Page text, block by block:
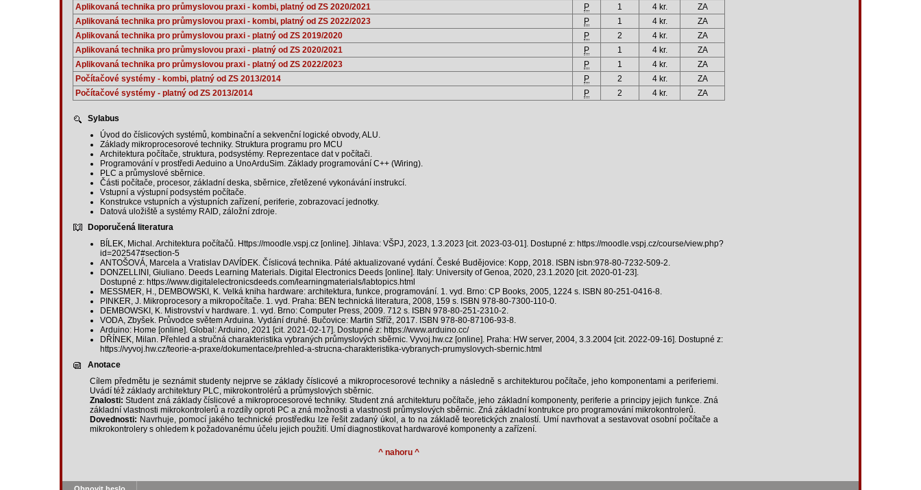
Aplikovaná technika pro průmyslovou praxi - kombi, platný od ZS 2020/2021
P 1 4 kr.
ZA
Aplikovaná technika pro průmyslovou praxi - kombi, platný od ZS 2022/2023
P 1 4 kr.
ZA
Aplikovaná technika pro průmyslovou praxi - platný od ZS 2019/2020
P 2 4 kr.
ZA
Aplikovaná technika pro průmyslovou praxi - platný od ZS 2020/2021
P 1 4 kr.
ZA
Aplikovaná technika pro průmyslovou praxi - platný od ZS 2022/2023
P 1 4 kr.
ZA
Počítačové systémy - kombi, platný od ZS 2013/2014
P 2 4 kr.
ZA
Počítačové systémy - platný od ZS 2013/2014
P 2 4 kr. ZA
Sylabus
Úvod do číslicových systémů, kombinační a sekvenční logické obvody, ALU.
Základy mikroprocesorové techniky. Struktura programu pro MCU
Architektura počítače, struktura, podsystémy. Reprezentace dat v počítači.
Programování v prostředi Aeduino a UnoArduSim. Základy programování C++ (Wiring).
PLC a průmyslové sběrnice.
Části počítače, procesor, základní deska, sběrnice, zřetězené vykonávání instrukcí.
Vstupní a výstupní podsystém počítače.
Konstrukce vstupních a výstupních zařízení, periferie, zobrazovací jednotky.
Datová uložiště a systémy RAID, záložní zdroje.
Doporučená literatura
BÍLEK, Michal. Architektura počítačů. Https://moodle.vspj.cz [online]. Jihlava: VŠPJ, 2023, 1.3.2023 [cit. 2023-03-01]. Dostupné z: https://moodle.vspj.cz/course/view.php?
id=202547#section-5
ANTOŠOVÁ, Marcela a Vratislav DAVÍDEK. Číslicová technika. Páté aktualizované vydání. České Budějovice: Kopp, 2018. ISBN isbn:978-80-7232-509-2.
DONZELLINI, Giuliano. Deeds Learning Materials. Digital Electronics Deeds [online]. Italy: University of Genoa, 2020, 23.1.2020 [cit. 2020-01-23].
Dostupné z: https://www.digitalelectronicsdeeds.com/learningmaterials/labtopics.html
MESSMER, H., DEMBOWSKI, K. Velká kniha hardware: architektura, funkce, programování. 1. vyd. Brno: CP Books, 2005, 1224 s. ISBN 80-251-0416-8.
PINKER, J. Mikroprocesory a mikropočítače. 1. vyd. Praha: BEN technická literatura, 2008, 159 s. ISBN 978-80-7300-110-0.
DEMBOWSKI, K. Mistrovství v hardware. 1. vyd. Brno: Computer Press, 2009. 712 s. ISBN 978-80-251-2310-2.
VODA, Zbyšek. Průvodce světem Arduina. Vydání druhé. Bučovice: Martin Stříž, 2017. ISBN 978-80-87106-93-8.
Arduino: Home [online]. Global: Arduino, 2021 [cit. 2021-02-17]. Dostupné z: https://www.arduino.cc/
DŘÍNEK, Milan. Přehled a stručná charakteristika vybraných průmyslových sběrnic. Vyvoj.hw.cz [online]. Praha: HW server, 2004, 3.3.2004 [cit. 2022-09-16]. Dostupné z:
https://vyvoj.hw.cz/teorie-a-praxe/dokumentace/prehled-a-strucna-charakteristika-vybranych-prumyslovych-sbernic.html
Anotace
Cílem předmětu je seznámit studenty nejprve se základy číslicové a mikroprocesorové techniky a následně s architekturou počítače, jeho komponentami a periferiemi.
Uvádí též základy architektury PLC, mikrokontrolérů a průmyslových sběrnic.
Znalosti: Student zná základy číslicové a mikroprocesorové techniky. Student zná architekturu počítače, jeho základní komponenty, periferie a principy jejich funkce. Zná
základní vlastnosti mikrokontrolerů a rozdíly oproti PC a zná možnosti a vlastnosti průmyslových sběrnic. Zná základní kontrukce pro programování mikrokontrolerů.
Dovednosti: Navrhuje, pomocí jakého technické prostředku lze řešit zadaný úkol, a to na základě teoretických znalostí. Umí navrhovat a sestavovat osobní počítače a
mikrokontrolery s ohledem k požadovanému účelu jejich použití. Umí diagnostikovat hardwarové komponenty a zařízení.
^ nahoru ^